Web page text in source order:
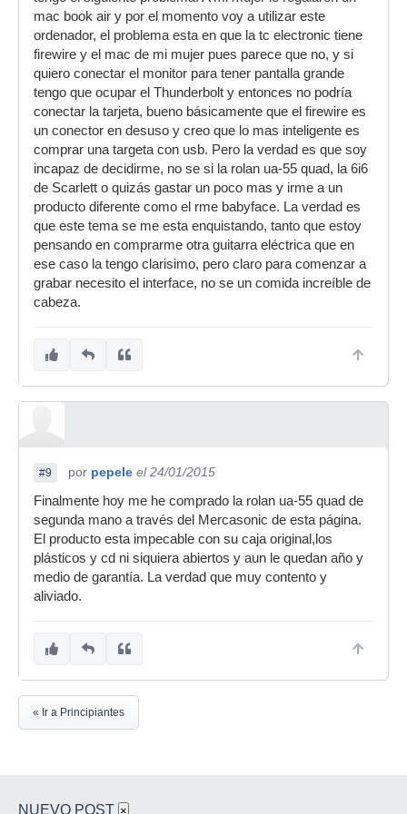
mac book air y por el momento voy a utilizar este
ordenador, el problema esta en que la tc electronic tiene
firewire y el mac de mi mujer pues parece que no, y si
quiero conectar el monitor para tener pantalla grande
tengo que ocupar el Thunderbolt y entonces no podría
conectar la tarjeta, bueno básicamente que el firewire es
un conector en desuso y creo que lo mas inteligente es
comprar una targeta con usb. Pero la verdad es que soy
incapaz de decidirme, no se si la rolan ua-55 quad, la 6i6
de Scarlett o quizás gastar un poco mas y irme a un
producto diferente como el rme babyface. La verdad es
que este tema se me esta enquistando, tanto que estoy
pensando en comprarme otra guitarra eléctrica que en
ese caso la tengo clarisimo, pero claro para comenzar a
grabar necesito el interface, no se un comida increíble de
cabeza.
#9 por pepele el 24/01/2015
Finalmente hoy me he comprado la rolan ua-55 quad de
segunda mano a través del Mercasonic de esta página.
El producto esta impecable con su caja original,los
plásticos y cd ni siquiera abiertos y aun le quedan año y
medio de garantía. La verdad que muy contento y
aliviado.
« Ir a Principiantes
NUEVO POST ×